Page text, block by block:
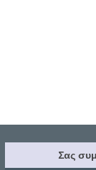
Σας